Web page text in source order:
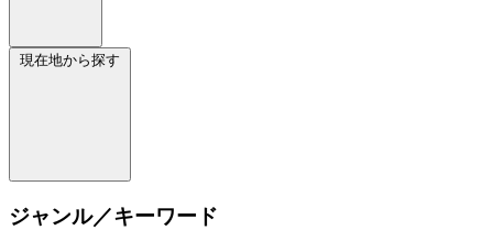
現在地から探す
ジャンル／キーワード